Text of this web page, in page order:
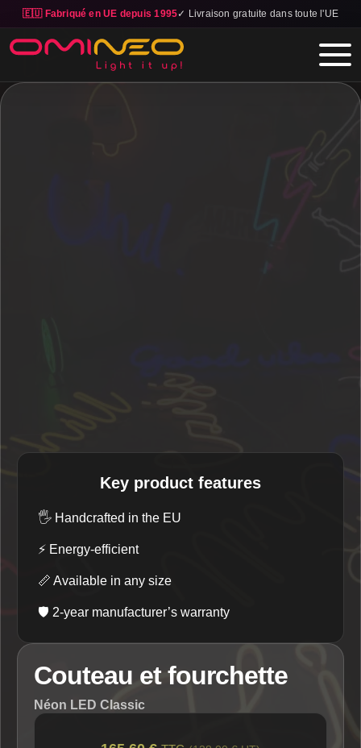
🇪🇺 Fabriqué en UE depuis 1995✓ Livraison gratuite dans toute l'UE
Skip to main content
Key product features
🖐️ Handcrafted in the EU
⚡ Energy-efficient
📏 Available in any size
🛡️ 2-year manufacturer’s warranty
Couteau et fourchette
Néon LED Classic